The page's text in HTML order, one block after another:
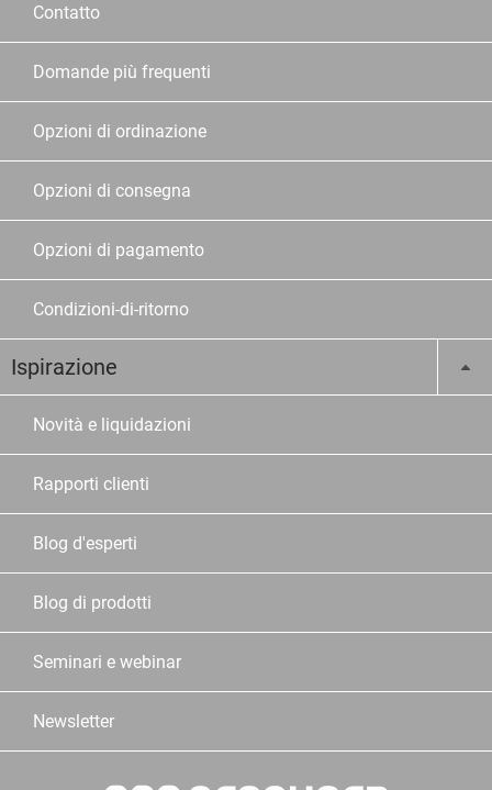
Contatto
Domande più frequenti
Opzioni di ordinazione
Opzioni di consegna
Opzioni di pagamento
Condizioni-di-ritorno
Ispirazione
Novità e liquidazioni
Rapporti clienti
Blog d'esperti
Blog di prodotti
Seminari e webinar
Newsletter